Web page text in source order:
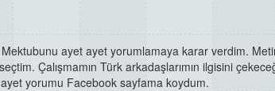
Mektubunu ayet ayet yorumlamaya karar verdim.
Çalışmamın Türk arkadaşlarımın ilgisini
yorumu Facebook sayfama koydum.